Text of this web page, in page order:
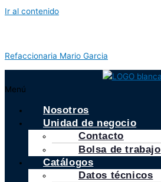
Ir al contenido
Refaccionaria Mario Garcia
Menú
Nosotros
Unidad de negocio
Contacto
Bolsa de trabajo
Catálogos
Datos técnicos